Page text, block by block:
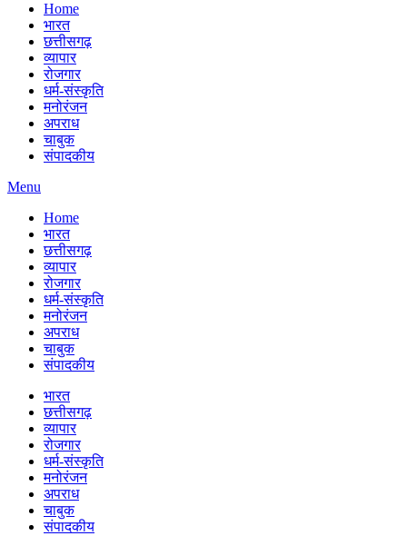
Home
भारत
छत्तीसगढ़
व्यापार
रोजगार
धर्म-संस्कृति
मनोरंजन
अपराध
चाबुक
संपादकीय
Menu
Home
भारत
छत्तीसगढ़
व्यापार
रोजगार
धर्म-संस्कृति
मनोरंजन
अपराध
चाबुक
संपादकीय
भारत
छत्तीसगढ़
व्यापार
रोजगार
धर्म-संस्कृति
मनोरंजन
अपराध
चाबुक
संपादकीय